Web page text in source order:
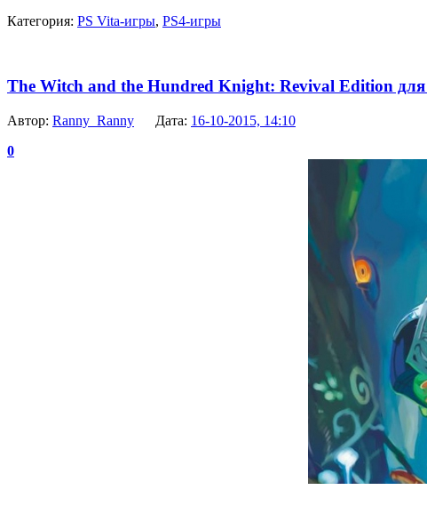
Категория: PS Vita-игры, PS4-игры
The Witch and the Hundred Knight: Revival Edition для
Автор: Ranny_Ranny Дата: 16-10-2015, 14:10
0